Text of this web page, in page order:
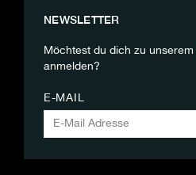
NEWSLETTER
Möchtest du dich zu unserem
anmelden?
E-MAIL